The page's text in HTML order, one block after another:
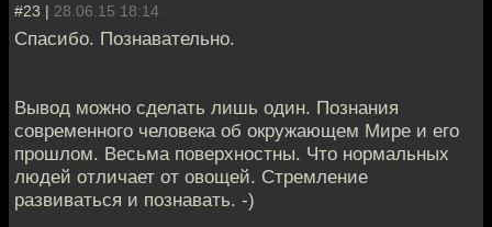
#23 | 28.06.15 18:14
Спасибо. Познавательно.
Вывод можно сделать лишь один. Познания
современного человека об окружающем Мире и его
прошлом. Весьма поверхностны. Что нормальных
людей отличает от овощей. Стремление
развиваться и познавать. -)